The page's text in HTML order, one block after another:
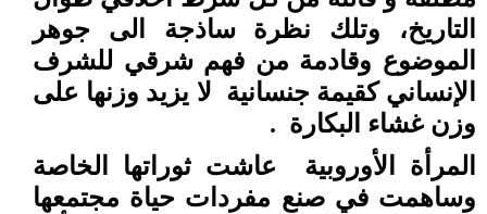
التاريخ، وتلك نظرة ساذجة الى جوهر
الموضوع وقادمة من فهم شرقي للشرف
الإنساني كقيمة جنسانية لا يزيد وزنها على
وزن غشاء البكارة .
المرأة الأوروبية
عاشت ثوراتها الخاصة
وساهمت في صنع مفردات حياة مجتمعها